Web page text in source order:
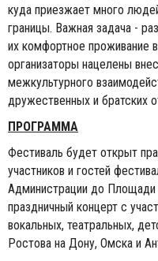
куда приезжает много
границы. Важная задача -
их комфортное проживание
организаторы нацелены
межкультурного
дружественных и братских
ПРОГРАММА
Фестиваль будет открыт
участников и гостей
Aдминистрации до Площади
праздничный концерт с
вокальных, театральных,
Ростова на Дону, Омска и